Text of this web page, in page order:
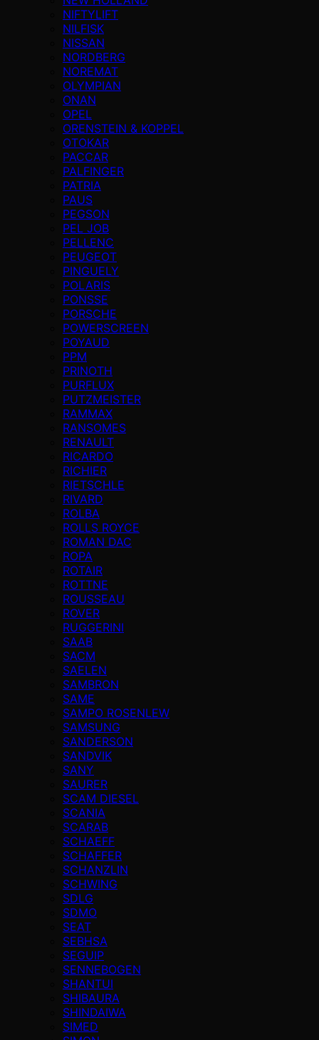
NIFTYLIFT
NILFISK
NISSAN
NORDBERG
NOREMAT
OLYMPIAN
ONAN
OPEL
ORENSTEIN & KOPPEL
OTOKAR
PACCAR
PALFINGER
PATRIA
PAUS
PEGSON
PEL JOB
PELLENC
PEUGEOT
PINGUELY
POLARIS
PONSSE
PORSCHE
POWERSCREEN
POYAUD
PPM
PRINOTH
PURFLUX
PUTZMEISTER
RAMMAX
RANSOMES
RENAULT
RICARDO
RICHIER
RIETSCHLE
RIVARD
ROLBA
ROLLS ROYCE
ROMAN DAC
ROPA
ROTAIR
ROTTNE
ROUSSEAU
ROVER
RUGGERINI
SAAB
SACM
SAELEN
SAMBRON
SAME
SAMPO ROSENLEW
SAMSUNG
SANDERSON
SANDVIK
SANY
SAURER
SCAM DIESEL
SCANIA
SCARAB
SCHAEFF
SCHAFFER
SCHANZLIN
SCHWING
SDLG
SDMO
SEAT
SEBHSA
SEGUIP
SENNEBOGEN
SHANTUI
SHIBAURA
SHINDAIWA
SIMED